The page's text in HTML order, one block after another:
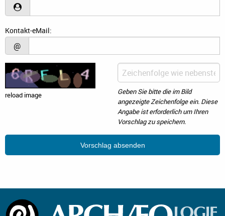
Kontakt-eMail:
@
reload image
Geben Sie bitte die im Bild
angezeigte Zeichenfolge ein. Diese
Angabe ist erforderlich um Ihren
Vorschlag zu speichern.